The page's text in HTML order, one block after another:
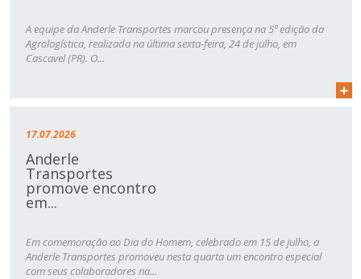
A equipe da Anderle Transportes marcou presença na 5ª edição da
Agrologística, realizada na última sexta-feira, 24 de julho, em
Cascavel (PR). O...
17.07.2026
Anderle
Transportes
promove encontro
em...
Em comemoração ao Dia do Homem, celebrado em 15 de julho, a
Anderle Transportes promoveu nesta quarta um encontro especial
com seus colaboradores na...